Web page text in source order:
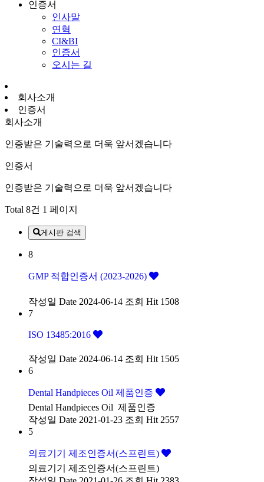
인증서
인사말
연혁
CI&BI
인증서
오시는 길
회사소개
인증서
회사소개
인증받은 기술력으로 더욱 앞서겠습니다
인증서
인증받은 기술력으로 더욱 앞서겠습니다
Total 8건 1 페이지
게시판 검색
8
GMP 적합인증서 (2023-2026)
작성일 Date 2024-06-14 조회 Hit 1508
7
ISO 13485:2016
작성일 Date 2024-06-14 조회 Hit 1505
6
Dental Handpieces Oil 제품인증
Dental Handpieces Oil 제품인증
작성일 Date 2021-01-23 조회 Hit 2557
5
의료기기 제조인증서(스프린트)
의료기기 제조인증서(스프린트)